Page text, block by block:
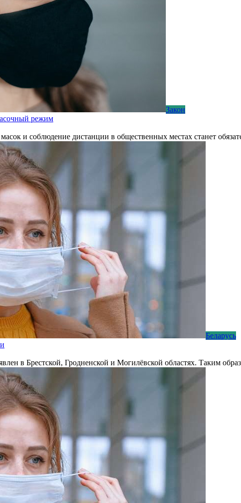
Закон
режим
и соблюдение дистанции в общественных местах станет
Беларусь
в Брестской, Гродненской и Могилёвской областях. Таким